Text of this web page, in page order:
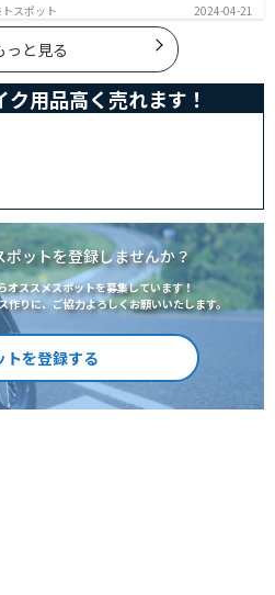
簡単に荷物を確認できます。脱着もマグネットや
つけるだけで非常に簡単、しっかり固定したい人
トを使うこともできます。
トスポット 2024-04-21
っと見る
用品高く売れます！
ットを登録しませんか？
オススメスポットを募集しています！
りに、ご協力よろしくお願いいたします。
トを登録する